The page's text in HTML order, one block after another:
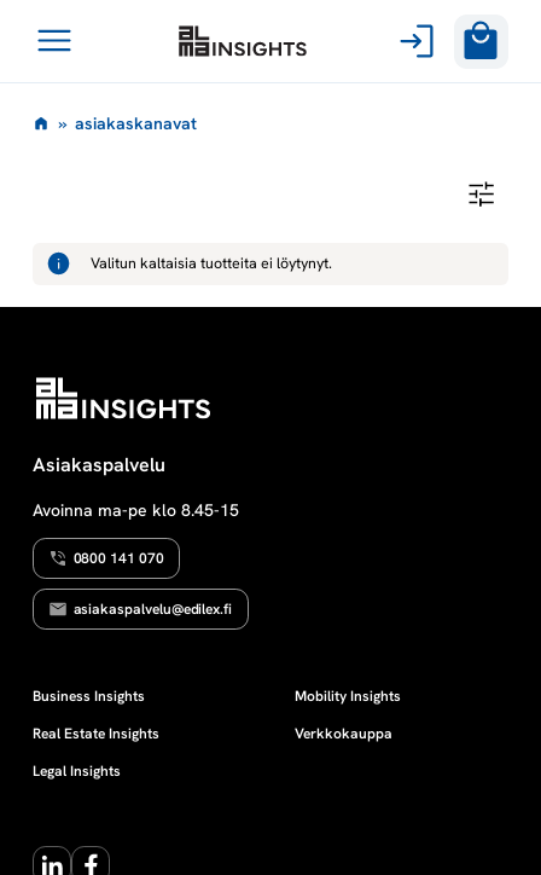
sisältöön
Avaa
a
a
k
a
s
k
a
a
v
a
» asiakaskanavat
A
K
S
A
V
A
Valitun kaltaisia tuotteita ei löytynyt.
Asiakaspalvelu
Avoinna ma-pe klo 8.45-15
0800 141 070
asiakaspalvelu@edilex.fi
Business Insights
Real Estate Insights
Legal Insights
Mobility Insights
Verkkokauppa
LinkedInFacebook